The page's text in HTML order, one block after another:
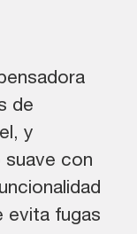
de
y
suave con
evita fugas